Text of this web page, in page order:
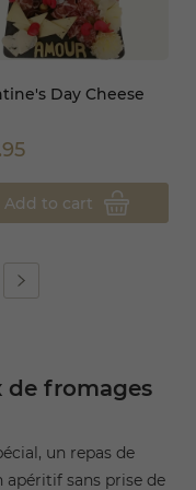
Day Cheese
Add to cart
de fromages
un repas de
sans prise de